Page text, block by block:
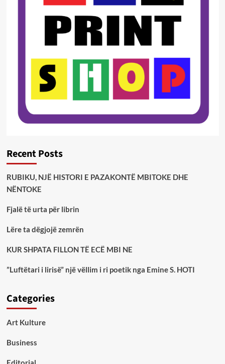
Recent Posts
RUBIKU, NJË HISTORI E PAZAKONTË MBITOKE DHE
NËNTOKE
Fjalë të urta për librin
Lëre ta dëgjojë zemrën
KUR SHPATA FILLON TË ECË MBI NE
”Luftëtari i lirisë” një vëllim i ri poetik nga Emine S. HOTI
Categories
Art Kulture
Business